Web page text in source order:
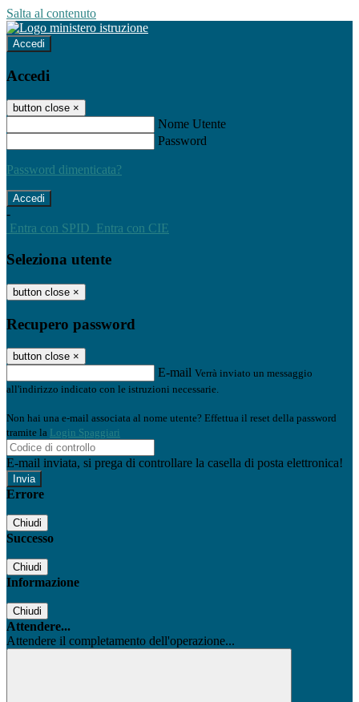
Salta al contenuto
Accedi
Accedi
button close ×
Nome Utente
Password
Password dimenticata?
-
Entra con SPID Entra con CIE
Seleziona utente
button close ×
Recupero password
button close ×
E-mail Verrà inviato un messaggio
all'indirizzo indicato con le istruzioni necessarie.
Non hai una e-mail associata al nome utente? Effettua il reset della password
tramite la Login Spaggiari
E-mail inviata, si prega di controllare la casella di posta elettronica!
Errore
Chiudi
Successo
Chiudi
Informazione
Chiudi
Attendere...
Attendere il completamento dell'operazione...